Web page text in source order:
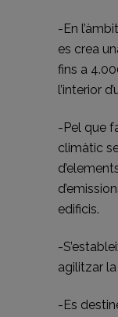
-En
es crea
fins a
l’interior
-Pel que
climàtic
edificis.
-
agilitzar
-Es